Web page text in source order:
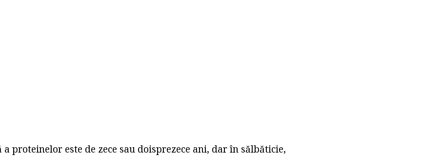
proteinelor este de zece sau doisprezece ani, dar în sălbăticie,